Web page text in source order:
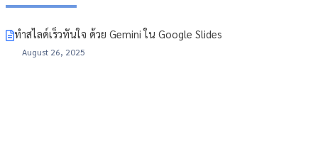
ทำสไลด์เร็วทันใจ ด้วย Gemini ใน Google Slides
August 26, 2025